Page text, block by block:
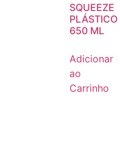
SQUEEZE
PLÁSTICO
650 ML
Adicionar
ao
Carrinho